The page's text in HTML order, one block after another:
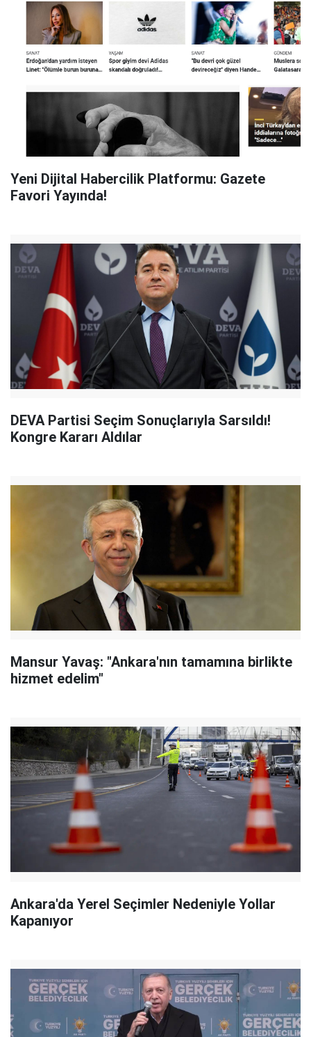
Yeni Dijital Habercilik Platformu: Gazete
Favori Yayında!
DEVA Partisi Seçim Sonuçlarıyla Sarsıldı!
Kongre Kararı Aldılar
Mansur Yavaş: "Ankara'nın tamamına birlikte
hizmet edelim"
Ankara'da Yerel Seçimler Nedeniyle Yollar
Kapanıyor